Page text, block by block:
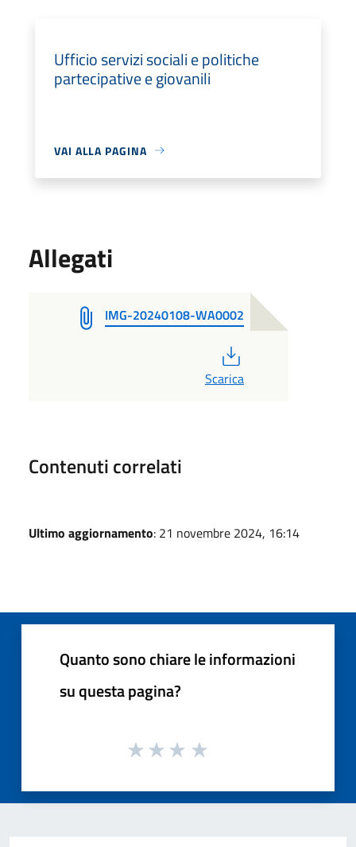
Ufficio servizi sociali e politiche
partecipative e giovanili
VAI ALLA PAGINA
Allegati
IMG-20240108-WA0002
Scarica
Contenuti correlati
Ultimo aggiornamento: 21 novembre 2024, 16:14
Quanto sono chiare le informazioni
su questa pagina?